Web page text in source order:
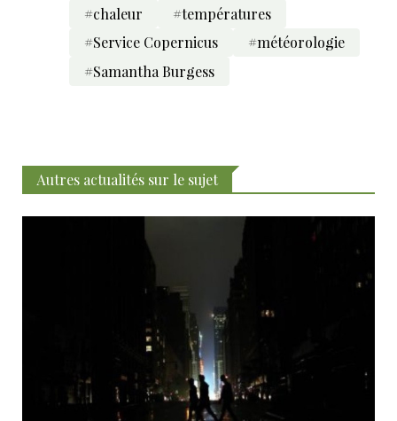
#chaleur
#températures
#Service Copernicus
#météorologie
#Samantha Burgess
Autres actualités sur le sujet